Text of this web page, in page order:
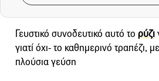
Γευστικό συνοδευτικό αυτό το ρύζι
γιατί όχι- το καθημερινό τραπέζι,
πλούσια γεύση